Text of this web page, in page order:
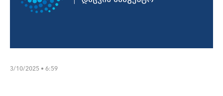
3/10/2025 • 6:59